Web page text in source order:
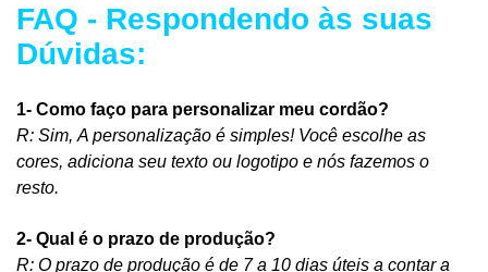
FAQ - Respondendo às suas
Dúvidas:
1- Como faço para personalizar meu cordão?
R: Sim, A personalização é simples! Você escolhe as
cores, adiciona seu texto ou logotipo e nós fazemos o
resto.
2- Qual é o prazo de produção?
R: O prazo de produção é de 7 a 10 dias úteis a contar a